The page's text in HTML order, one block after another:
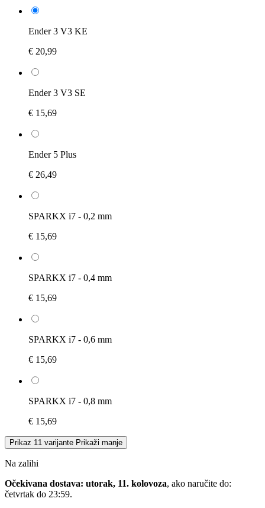
Ender 3 V3 KE
€ 20,99
Ender 3 V3 SE
€ 15,69
Ender 5 Plus
€ 26,49
SPARKX i7 - 0,2 mm
€ 15,69
SPARKX i7 - 0,4 mm
€ 15,69
SPARKX i7 - 0,6 mm
€ 15,69
SPARKX i7 - 0,8 mm
€ 15,69
Prikaz 11 varijante Prikaži manje
Na zalihi
Očekivana dostava: utorak, 11. kolovoza, ako naručite do:
četvrtak do 23:59.